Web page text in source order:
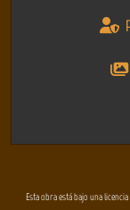
Esta obra está bajo una